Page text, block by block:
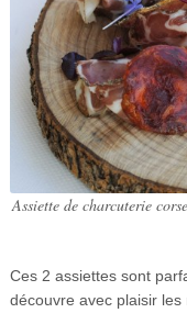
Assiette de charcuterie
Ces 2 assiettes sont
découvre avec plaisir